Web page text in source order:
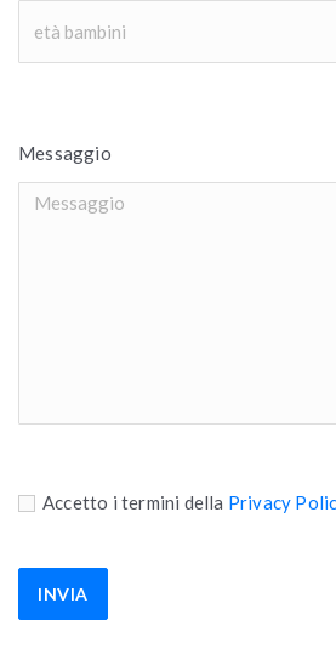
Messaggio
Accetto i termini della Privacy